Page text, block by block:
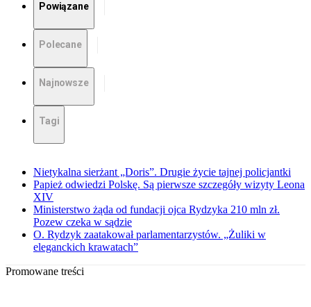
Powiązane
Polecane
Najnowsze
Tagi
Nietykalna sierżant „Doris”. Drugie życie tajnej policjantki
Papież odwiedzi Polskę. Są pierwsze szczegóły wizyty Leona
XIV
Ministerstwo żąda od fundacji ojca Rydzyka 210 mln zł.
Pozew czeka w sądzie
O. Rydzyk zaatakował parlamentarzystów. „Żuliki w
eleganckich krawatach”
Promowane treści